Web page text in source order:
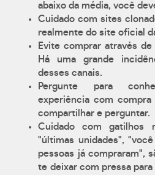
abaixo da média, você
Cuidado com sites
realmente do site oficial
Evite comprar através
Há uma grande
desses canais.
Pergunte para
experiência com
compartilhar e perguntar.
Cuidado com gatilhos
"últimas unidades",
pessoas já compraram",
te deixar com pressa